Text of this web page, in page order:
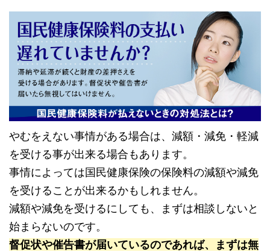
やむをえない事情がある場合は、減額・減免・軽減
を受ける事が出来る場合もあります。
事情によっては国民健康保険の保険料の減額や減免
を受けることが出来るかもしれません。
減額や減免を受けるにしても、まずは相談しないと
始まらないのです。
督促状や催告書が届いているのであれば、まずは無